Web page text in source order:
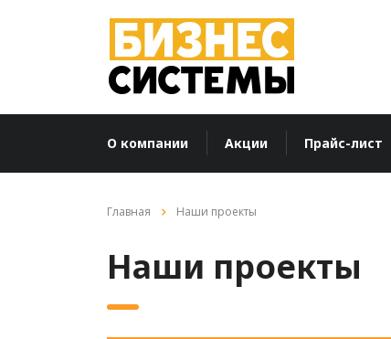
О компании Акции Прайс-лист
Главная Наши проекты
Наши проекты